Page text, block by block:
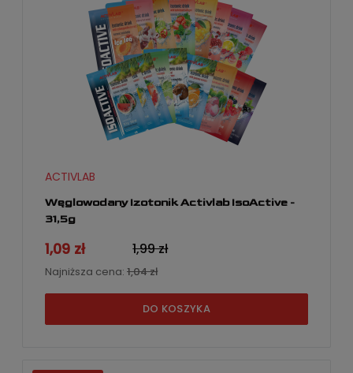
Węglowodany Izotonik Activlab IsoActive -
31,5g
ACTIVLAB
1,09 zł 1,99 zł
Najniższa cena: 1,04 zł
DO KOSZYKA